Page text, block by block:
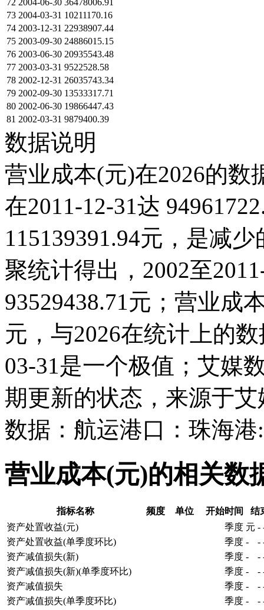
72 2004-06-30 36478006.91
73 2004-03-31 10211170.16
74 2003-12-31 22938907.44
75 2003-09-30 24886015.15
76 2003-06-30 20935543.48
77 2003-03-31 9522528.58
78 2002-12-31 26035743.34
79 2002-09-30 13533317.71
80 2002-06-30 19866447.43
81 2002-03-31 9879400.39
数据说明
营业成本(元)在2026的数
在2011-12-31达
115139391.94元，是减
聚统计得出，2002至
93529438.71元；营业成
元，与2026在统计上的
03-31是一个极值；艾媒
期更新的状态，来源于
数据：航运港口：珠海
营业成本(元)的相关数
指标名称 频度 单位 开始时间
结
资产处置收益(元)
季度 元 -
资产处置收益(单季度环比)
季度 - -
资产减值损失(新)
季度 - -
资产减值损失(新)(单季度环比)
季度 - -
资产减值损失
季度 - -
资产减值损失(单季度环比)
季度 - -